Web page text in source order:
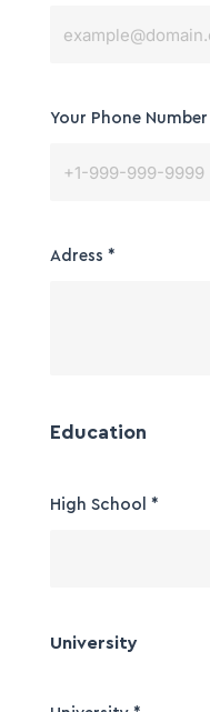
Your Phone Number
Adress *
Education
High School *
University